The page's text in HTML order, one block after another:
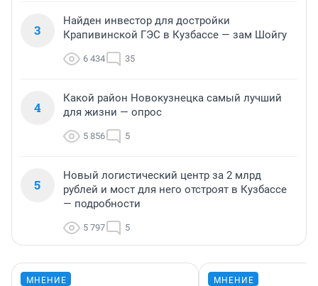
3
Найден инвестор для достройки
Крапивинской ГЭС в Кузбассе — зам Шойгу
6 434 35
4
Какой район Новокузнецка самый лучший
для жизни — опрос
5 856 5
5
Новый логистический центр за 2 млрд
рублей и мост для него отстроят в Кузбассе
— подробности
5 797 5
МНЕНИЕ МНЕНИЕ